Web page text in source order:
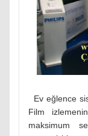
Ev eğlence
Film
maksimum